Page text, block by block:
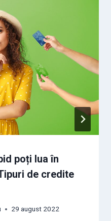
poți lua în
de credite
29 august 2022